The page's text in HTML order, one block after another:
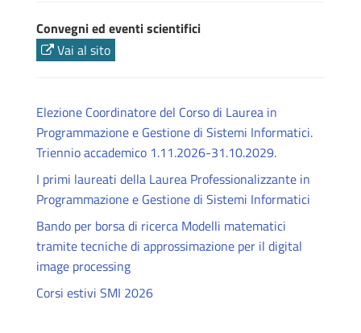
Convegni ed eventi scientifici
Vai al sito
Elezione Coordinatore del Corso di Laurea in
Programmazione e Gestione di Sistemi Informatici.
Triennio accademico 1.11.2026-31.10.2029.
I primi laureati della Laurea Professionalizzante in
Programmazione e Gestione di Sistemi Informatici
Bando per borsa di ricerca Modelli matematici
tramite tecniche di approssimazione per il digital
image processing
Corsi estivi SMI 2026